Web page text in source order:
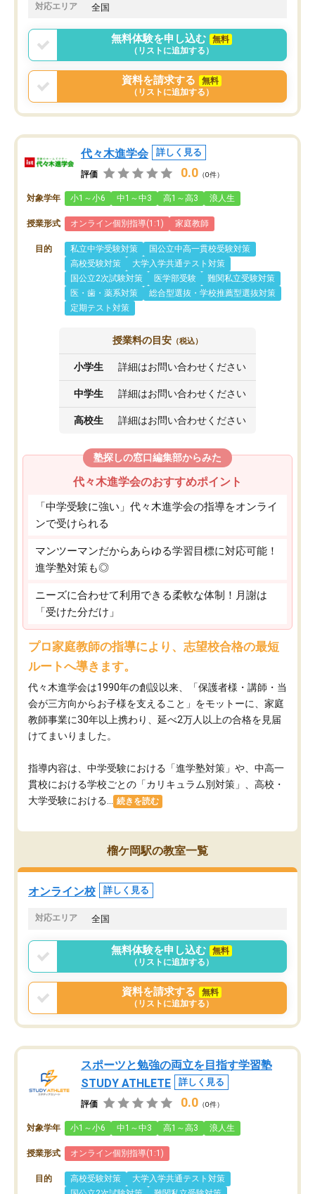
対応エリア 全国
無料体験を申し込む
無料
（リストに追加する）
資料を請求する
無料
（リストに追加する）
代々木進学会 詳しく見る
評価 0.0 （0件）
対象学年 小1～小6 中1～中3 高1～高3 浪人生
授業形式 オンライン個別指導(1:1) 家庭教師
目的 私立中学受験対策
国公立中高一貫校受験対策
高校受験対策
大学入学共通テスト対策
国公立2次試験対策
医学部受験
難関私立受験対策
医・歯・薬系対策
総合型選抜・学校推薦型選抜対策
定期テスト対策
授業料の目安 （税込）
小学生 詳細はお問い合わせください
中学生 詳細はお問い合わせください
高校生 詳細はお問い合わせください
塾探しの窓口編集部からみた
代々木進学会のおすすめポイント
「中学受験に強い」代々木進学会の指導をオンライ
ンで受けられる
マンツーマンだからあらゆる学習目標に対応可能！
進学塾対策も◎
ニーズに合わせて利用できる柔軟な体制！月謝は
「受けた分だけ」
プロ家庭教師の指導により、志望校合格の最短
ルートへ導きます。
代々木進学会は1990年の創設以来、「保護者様・講師・当
会が三方向からお子様を支えること」をモットーに、家庭
教師事業に30年以上携わり、延べ2万人以上の合格を見届
けてまいりました。
指導内容は、中学受験における「進学塾対策」や、中高一
貫校における学校ごとの「カリキュラム別対策」、高校・
大学受験における...
続きを読む
榴ケ岡駅の教室一覧
オンライン校 詳しく見る
対応エリア 全国
無料体験を申し込む
無料
（リストに追加する）
資料を請求する
無料
（リストに追加する）
スポーツと勉強の両立を目指す学習塾
STUDY ATHLETE
詳しく見る
評価 0.0 （0件）
対象学年 小1～小6 中1～中3 高1～高3 浪人生
授業形式 オンライン個別指導(1:1)
目的 高校受験対策
大学入学共通テスト対策